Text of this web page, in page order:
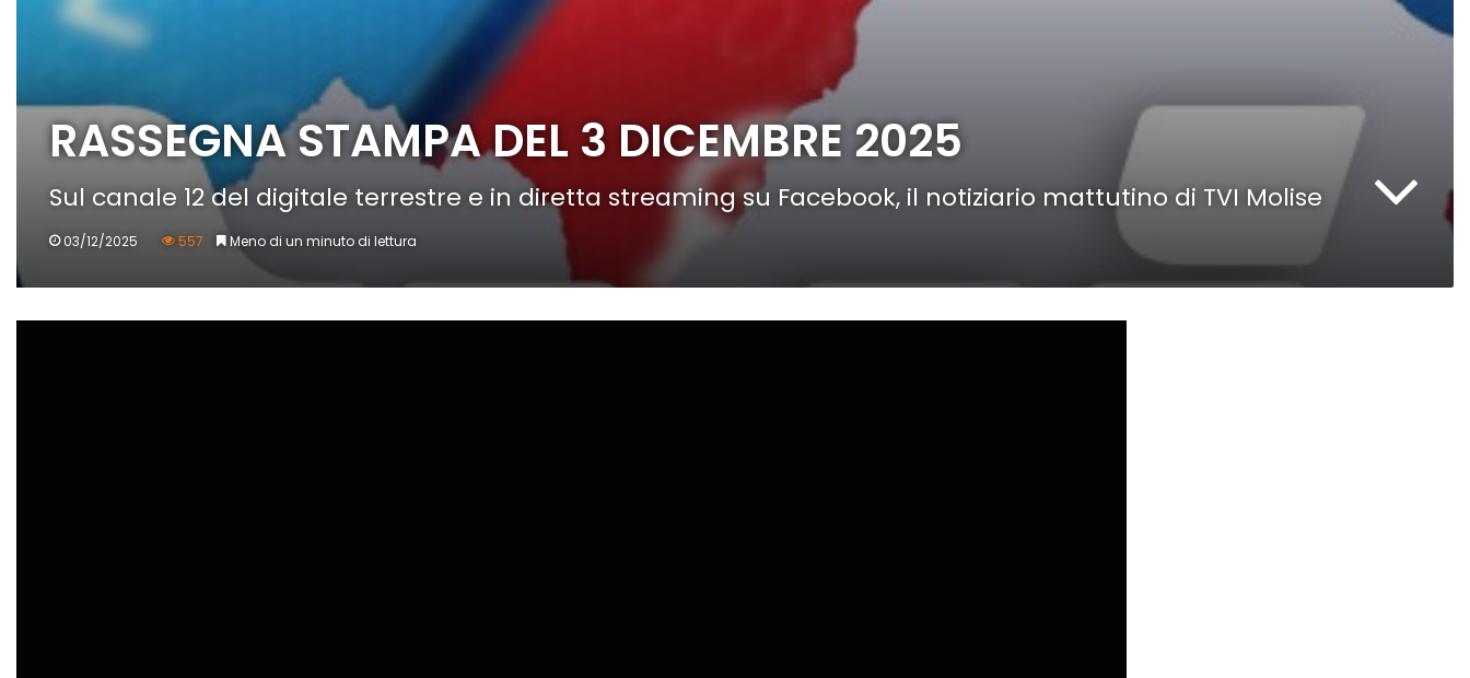
RASSEGNA STAMPA DEL 3 DICEMBRE 2025
Sul canale 12 del digitale terrestre e in diretta streaming su Facebook, il notiziario mattutino di TVI Molise
03/12/2025 557 Meno di un minuto di lettura